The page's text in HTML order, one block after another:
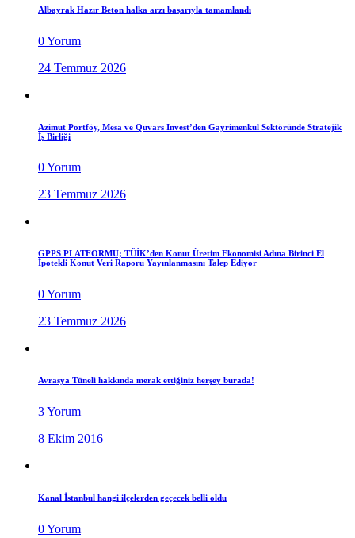
Albayrak Hazır Beton halka arzı başarıyla tamamlandı
0 Yorum
24 Temmuz 2026
Azimut Portföy, Mesa ve Quvars Invest’den Gayrimenkul Sektöründe Stratejik
İş Birliği
0 Yorum
23 Temmuz 2026
GPPS PLATFORMU; TÜİK’den Konut Üretim Ekonomisi Adına Birinci El
İpotekli Konut Veri Raporu Yayınlanmasını Talep Ediyor
0 Yorum
23 Temmuz 2026
Avrasya Tüneli hakkında merak ettiğiniz herşey burada!
3 Yorum
8 Ekim 2016
Kanal İstanbul hangi ilçelerden geçecek belli oldu
0 Yorum